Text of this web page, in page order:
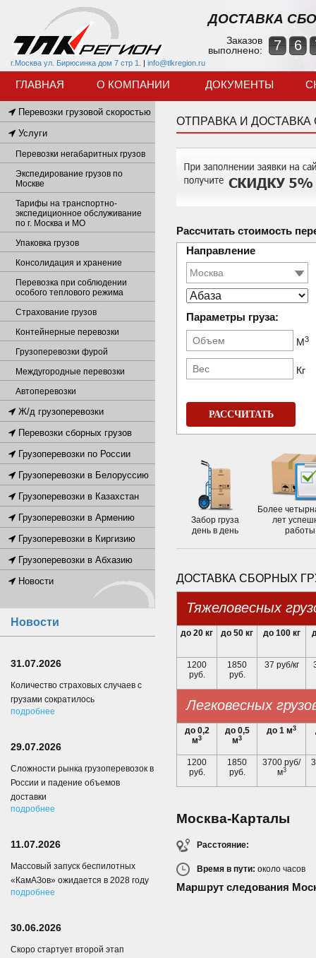
г.Москва ул. Бирюсинка дом 7 стр 1. | info@tlkregion.ru
ДОСТАВКА
Заказов
выполнено:
7 6
ГЛАВНАЯ О КОМПАНИИ ДОКУМЕНТЫ
ОТПРАВКА И
Рассчитать стоимость
Направление
Параметры груза:
М3
Кг
РАССЧИТАТЬ
Забор груза
день в день
Более
лет
работы
ДОСТАВКА СБОРНЫХ
Тяжеловесных
до 20 кг до 50 кг до 100 кг
1200
руб.
1850
руб.
37 руб/кг
Легковесных
до 0,2
м3
до 0,5
м3
до 1 м3
1200
руб.
1850
руб.
3700 руб/
м3
Москва-Карталы
Расстояние:
Время в пути: около часов
Маршрут следования
Перевозки грузовой скоростью
Услуги
Перевозки негабаритных грузов
Экспедирование грузов по
Москве
Тарифы на транспортно-
экспедиционное обслуживание
по г. Москва и МО
Упаковка грузов
Консолидация и хранение
Перевозка при соблюдении
особого теплового режима
Страхование грузов
Контейнерные перевозки
Грузоперевозки фурой
Междугородные перевозки
Автоперевозки
Ж/д грузоперевозки
Перевозки сборных грузов
Грузоперевозки по России
Грузоперевозки в Белоруссию
Грузоперевозки в Казахстан
Грузоперевозки в Армению
Грузоперевозки в Киргизию
Грузоперевозки в Абхазию
Новости
Новости
31.07.2026
Количество страховых случаев с
грузами сократилось
подробнее
29.07.2026
Сложности рынка грузоперевозок в
России и падение объемов
доставки
подробнее
11.07.2026
Массовый запуск беспилотных
«КамАЗов» ожидается в 2028 году
подробнее
30.06.2026
Скоро стартует второй этап